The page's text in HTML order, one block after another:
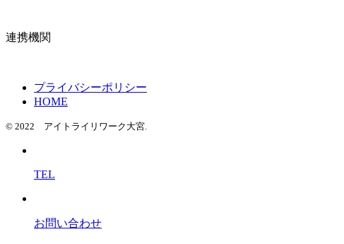
連携機関
プライバシーポリシー
HOME
© 2022 アイトライリワーク大宮.
TEL
お問い合わせ